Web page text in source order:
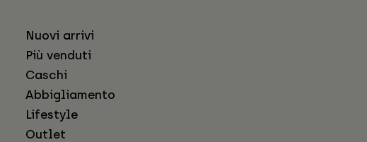
Nuovi arrivi
Più venduti
Caschi
Abbigliamento
Lifestyle
Outlet